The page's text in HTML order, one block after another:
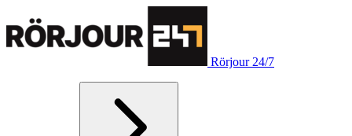
Rörjour 24/7